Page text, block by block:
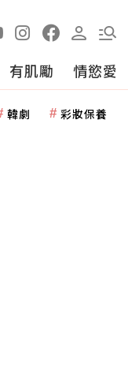
有肌勵 情慾愛
韓劇 彩妝保養